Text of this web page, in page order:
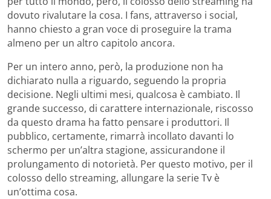
dovuto rivalutare la cosa. I fans, attraverso i social,
hanno chiesto a gran voce di proseguire la trama
almeno per un altro capitolo ancora.
Per un intero anno, però, la produzione non ha
dichiarato nulla a riguardo, seguendo la propria
decisione. Negli ultimi mesi, qualcosa è cambiato. Il
grande successo, di carattere internazionale, riscosso
da questo drama ha fatto pensare i produttori. Il
pubblico, certamente, rimarrà incollato davanti lo
schermo per un’altra stagione, assicurandone il
prolungamento di notorietà. Per questo motivo, per il
colosso dello streaming, allungare la serie Tv è
un’ottima cosa.